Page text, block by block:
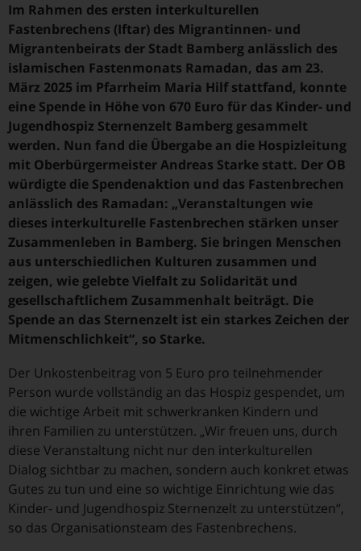
Im Rahmen des ersten interkulturellen
Fastenbrechens (Iftar) des Migrantinnen- und
Migrantenbeirats der Stadt Bamberg anlässlich des
islamischen Fastenmonats Ramadan, das am 23.
März 2025 im Pfarrheim Maria Hilf stattfand, konnte
eine Spende in Höhe von 670 Euro für das Kinder- und
Jugendhospiz Sternenzelt Bamberg gesammelt
werden. Nun fand die Übergabe an die Hospizleitung
mit Oberbürgermeister Andreas Starke statt. Der OB
würdigte die Spendenaktion und das Fastenbrechen
anlässlich des Ramadan: „Veranstaltungen wie
dieses interkulturelle Fastenbrechen stärken unser
Zusammenleben in Bamberg. Sie bringen Menschen
aus unterschiedlichen Kulturen zusammen und
zeigen, wie gelebte Vielfalt zu Solidarität und
gesellschaftlichem Zusammenhalt beiträgt. Die
Spende an das Sternenzelt ist ein starkes Zeichen der
Mitmenschlichkeit“, so Starke.
Der Unkostenbeitrag von 5 Euro pro teilnehmender
Person wurde vollständig an das Hospiz gespendet, um
die wichtige Arbeit mit schwerkranken Kindern und
ihren Familien zu unterstützen. „Wir freuen uns, durch
diese Veranstaltung nicht nur den interkulturellen
Dialog sichtbar zu machen, sondern auch konkret etwas
Gutes zu tun und eine so wichtige Einrichtung wie das
Kinder- und Jugendhospiz Sternenzelt zu unterstützen“,
so das Organisationsteam des Fastenbrechens.